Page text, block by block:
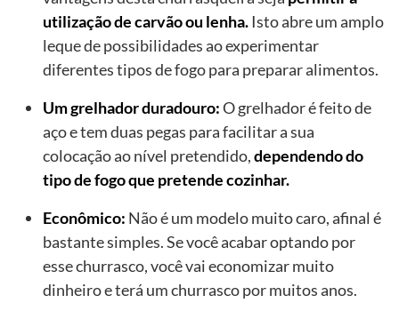
utilização de carvão ou lenha. Isto abre um amplo
leque de possibilidades ao experimentar
diferentes tipos de fogo para preparar alimentos.
Um grelhador duradouro:O grelhador é feito de
aço e tem duas pegas para facilitar a sua
colocação ao nível pretendido,dependendo do
tipo de fogo que pretende cozinhar.
Econômico: Não é um modelo muito caro, afinal é
bastante simples. Se você acabar optando por
esse churrasco, você vai economizar muito
dinheiro e terá um churrasco por muitos anos.